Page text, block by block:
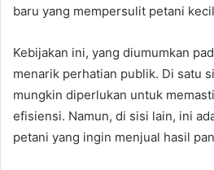
baru yang mempersulit petani
Kebijakan ini, yang diumumkan
menarik perhatian publik. Di satu
mungkin diperlukan untuk
efisiensi. Namun, di sisi lain, ini
petani yang ingin menjual hasil